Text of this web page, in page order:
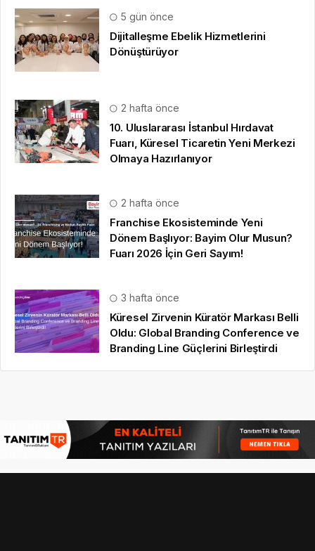
5 gün önce
Dijitalleşme Ebelik Hizmetlerini
Dönüştürüyor
2 hafta önce
10. Uluslararası İstanbul Hırdavat
Fuarı, Küresel Ticaretin Yeni Merkezi
Olmaya Hazırlanıyor
2 hafta önce
Franchise Ekosisteminde Yeni
Dönem Başlıyor: Bayim Olur Musun?
Fuarı 2026 İçin Geri Sayım!
3 hafta önce
Küresel Zirvenin Küratör Markası Belli
Oldu: Global Branding Conference ve
Branding Line Güçlerini Birleştirdi